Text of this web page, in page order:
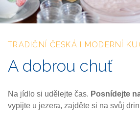
TRADIČNÍ ČESKÁ I MODERNÍ
A dobrou chuť
Na jídlo si udělejte čas. Posnídejte
vypijte u jezera, zajděte si na svůj